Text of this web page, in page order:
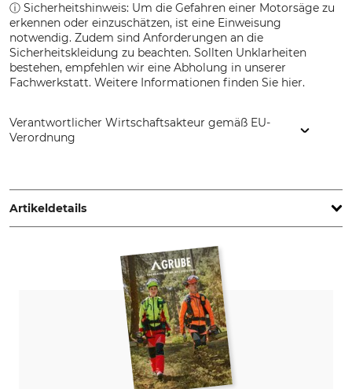
ⓘ Sicherheitshinweis: Um die Gefahren einer Motorsäge zu
erkennen oder einzuschätzen, ist eine Einweisung
notwendig. Zudem sind Anforderungen an die
Sicherheitskleidung zu beachten. Sollten Unklarheiten
bestehen, empfehlen wir eine Abholung in unserer
Fachwerkstatt. Weitere Informationen finden Sie hier.
Verantwortlicher Wirtschaftsakteur gemäß EU-
Verordnung
64807 Dieburg, Germany, www.stihl.de
Artikeldetails
Gewicht (ohne
Sägeausrüstung)
4,6 kg
Schallleistungspegel
Vibrationswert links /
rechts
3,1 / 3,7 m/s²
Kettenschnellspannung
Elasto-Start